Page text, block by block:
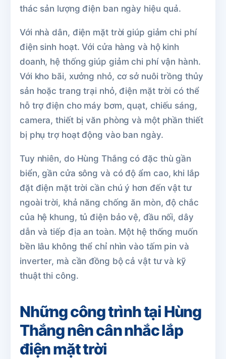
thác sản lượng điện ban ngày hiệu quả.
Với nhà dân, điện mặt trời giúp giảm chi phí
điện sinh hoạt. Với cửa hàng và hộ kinh
doanh, hệ thống giúp giảm chi phí vận hành.
Với kho bãi, xưởng nhỏ, cơ sở nuôi trồng thủy
sản hoặc trang trại nhỏ, điện mặt trời có thể
hỗ trợ điện cho máy bơm, quạt, chiếu sáng,
camera, thiết bị văn phòng và một phần thiết
bị phụ trợ hoạt động vào ban ngày.
Tuy nhiên, do Hùng Thắng có đặc thù gần
biển, gần cửa sông và có độ ẩm cao, khi lắp
đặt điện mặt trời cần chú ý hơn đến vật tư
ngoài trời, khả năng chống ăn mòn, độ chắc
của hệ khung, tủ điện bảo vệ, đầu nối, dây
dẫn và tiếp địa an toàn. Một hệ thống muốn
bền lâu không thể chỉ nhìn vào tấm pin và
inverter, mà cần đồng bộ cả vật tư và kỹ
thuật thi công.
Những công trình tại Hùng
Thắng nên cân nhắc lắp
điện mặt trời